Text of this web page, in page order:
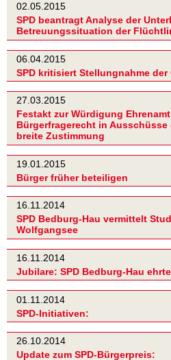
02.05.2015
SPD beantragt Analyse der
Betreuungssituation der
06.04.2015
SPD kritisiert Stellungnahme der
27.03.2015
Festakt zur Würdigung
Bürgerfragerecht in Ausschüsse
breite Zustimmung
19.01.2015
Bürger früher beteiligen
16.11.2014
SPD Bedburg-Hau vermittelt
Wolfgangsee
16.11.2014
Jubilare: SPD Bedburg-Hau
01.11.2014
SPD-Initiativen:
26.10.2014
Update zum SPD-Bürgerpreis: